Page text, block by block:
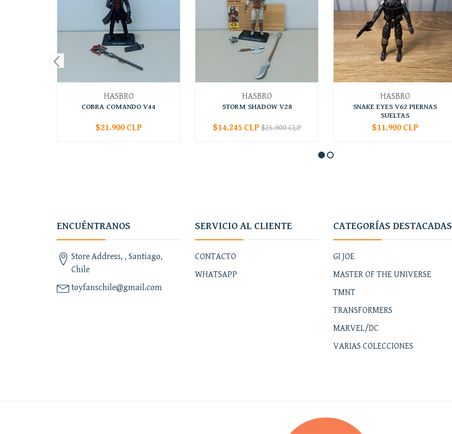
HASBRO
COBRA COMANDO V44
+
$21.900 CLP
HASBRO
STORM SHADOW V28
+
$14.245 CLP$25.900 CLP
HASBRO
SNAKE EYES V62 PIERNAS
SUELTAS
+
$11.900 CLP
ENCUÉNTRANOS
Store Address, , Santiago,
Chile
toyfanschile@gmail.com
SERVICIO AL CLIENTE
CONTACTO
WHATSAPP
CATEGORÍAS DESTACADAS
GI JOE
MASTER OF THE UNIVERSE
TMNT
TRANSFORMERS
MARVEL/DC
VARIAS COLECCIONES